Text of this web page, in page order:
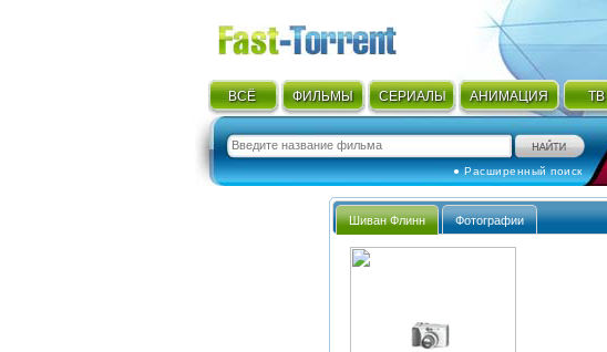
ВСЁ ФИЛЬМЫ СЕРИАЛЫ АНИМАЦИЯ ТВ
● Расширенный поиск
Шиван Флинн Фотографии